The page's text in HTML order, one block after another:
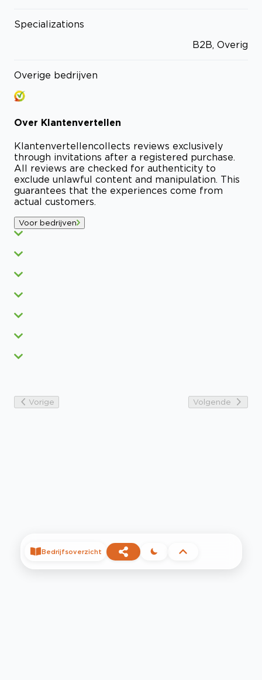
Specializations
B2B, Overig
Overige bedrijven
Over Klantenvertellen
Klantenvertellencollects reviews exclusively
through invitations after a registered purchase.
All reviews are checked for authenticity to
exclude unlawful content and manipulation. This
guarantees that the experiences come from
actual customers.
Voor bedrijven
Vorige Volgende
Bedrijfsoverzicht